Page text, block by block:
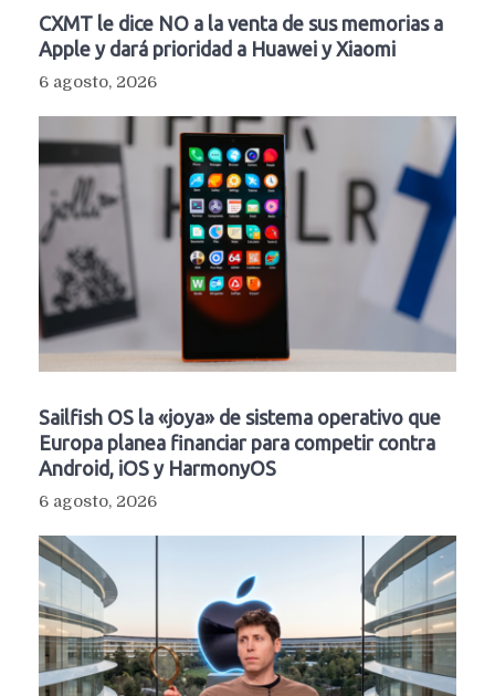
CXMT le dice NO a la venta de sus memorias a
Apple y dará prioridad a Huawei y Xiaomi
6 agosto, 2026
Sailfish OS la «joya» de sistema operativo que
Europa planea financiar para competir contra
Android, iOS y HarmonyOS
6 agosto, 2026